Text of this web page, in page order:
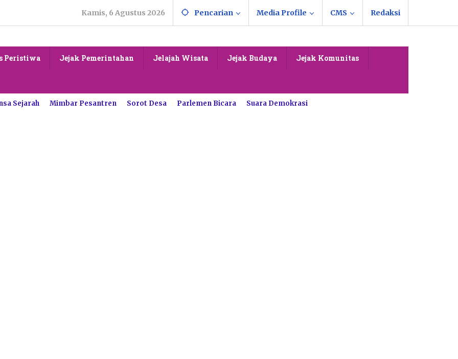
Kamis, 6 Agustus 2026 Pencarian Media Profile CMS Redaksi
Peristiwa Jejak Pemerintahan Jelajah Wisata Jejak Budaya Jejak Komunitas
Sejarah Mimbar Pesantren Sorot Desa Parlemen Bicara Suara Demokrasi